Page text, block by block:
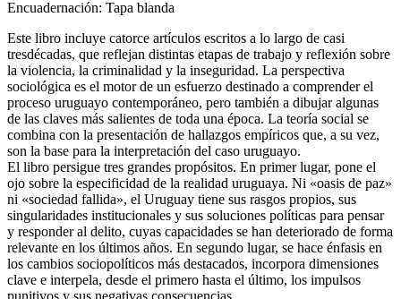
Encuadernación: Tapa blanda
Este libro incluye catorce artículos escritos a lo largo de casi
tresdécadas, que reflejan distintas etapas de trabajo y reflexión sobre
la violencia, la criminalidad y la inseguridad. La perspectiva
sociológica es el motor de un esfuerzo destinado a comprender el
proceso uruguayo contemporáneo, pero también a dibujar algunas
de las claves más salientes de toda una época. La teoría social se
combina con la presentación de hallazgos empíricos que, a su vez,
son la base para la interpretación del caso uruguayo.
El libro persigue tres grandes propósitos. En primer lugar, pone el
ojo sobre la especificidad de la realidad uruguaya. Ni «oasis de paz»
ni «sociedad fallida», el Uruguay tiene sus rasgos propios, sus
singularidades institucionales y sus soluciones políticas para pensar
y responder al delito, cuyas capacidades se han deteriorado de forma
relevante en los últimos años. En segundo lugar, se hace énfasis en
los cambios sociopolíticos más destacados, incorpora dimensiones
clave e interpela, desde el primero hasta el último, los impulsos
punitivos y sus negativas consecuencias.